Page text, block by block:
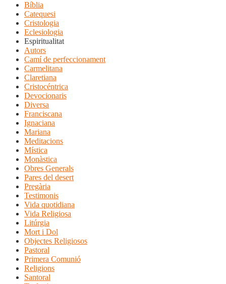
Bíblia
Catequesi
Cristologia
Eclesiologia
Espiritualitat
Autors
Camí de perfeccionament
Carmelitana
Claretiana
Cristocéntrica
Devocionaris
Diversa
Franciscana
Ignaciana
Mariana
Meditacions
Mística
Monàstica
Obres Generals
Pares del desert
Pregària
Testimonis
Vida quotidiana
Vida Religiosa
Litúrgia
Mort i Dol
Objectes Religiosos
Pastoral
Primera Comunió
Religions
Santoral